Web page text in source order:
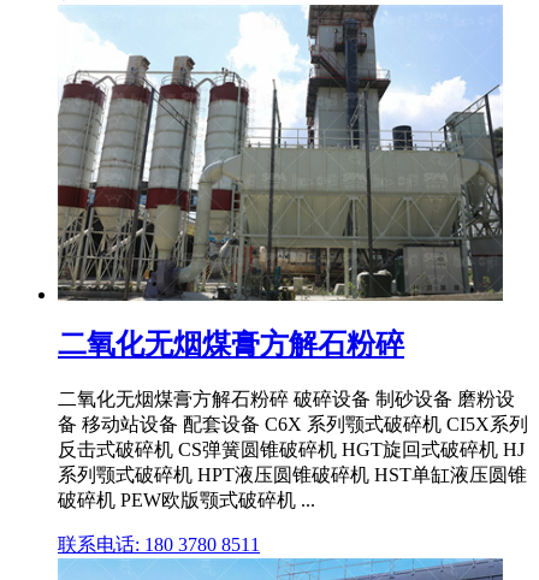
二氧化无烟煤膏方解石粉碎
二氧化无烟煤膏方解石粉碎 破碎设备 制砂设备 磨粉设
备 移动站设备 配套设备 C6X 系列颚式破碎机 CI5X系列
反击式破碎机 CS弹簧圆锥破碎机 HGT旋回式破碎机 HJ
系列颚式破碎机 HPT液压圆锥破碎机 HST单缸液压圆锥
破碎机 PEW欧版颚式破碎机 ...
联系电话: 180 3780 8511